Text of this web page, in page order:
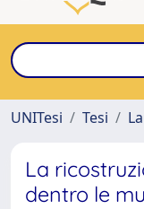
UNITesi
Tesi
La
dentro le